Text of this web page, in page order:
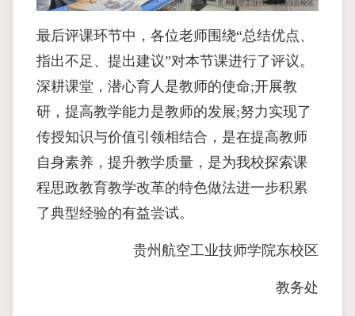
最后评课环节中，各位老师围绕“总结优点、
指出不足、提出建议”对本节课进行了评议。
深耕课堂，潜心育人是教师的使命;开展教
研，提高教学能力是教师的发展;努力实现了
传授知识与价值引领相结合，是在提高教师
自身素养，提升教学质量，是为我校探索课
程思政教育教学改革的特色做法进一步积累
了典型经验的有益尝试。
贵州航空工业技师学院东校区
教务处